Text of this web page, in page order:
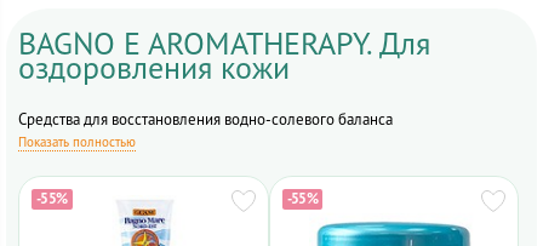
BAGNO E AROMATHERAPY. Для
оздоровления кожи
Средства для восстановления водно-солевого баланса
Показать полностью
-55% -55%